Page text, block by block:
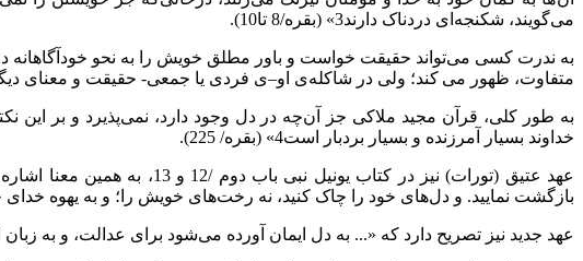
می‌گویند، شکنجه‌ای دردناک دارند3» (بقره/8 تا10).
به ندرت کسی می‌تواند حقیقت خواست و باور مطلق خویش را به نحو خودآگاهانه
متفاوت، ظهور می کند؛ ولی در شاکله‌ی او–ی‌ فردی یا جمعی- حقیقت و معنای
به طور کلی، قرآن مجید ملاکی جز آن‌چه در دل وجود دارد، نمی‌پذیرد و بر
خداوند بسیار آمرزنده و بسیار بردبار است4» (بقره/ 225).
عهد عتیق (تورات) نیز در
بازگشت نمایید. و دل‌های خود را چاک کنید، نه رخت‌های خویش را؛ و به یهوه
عهد جدید نیز تصریح دارد که «... به دل ایمان آورده می‌شود برای عدالت، و به